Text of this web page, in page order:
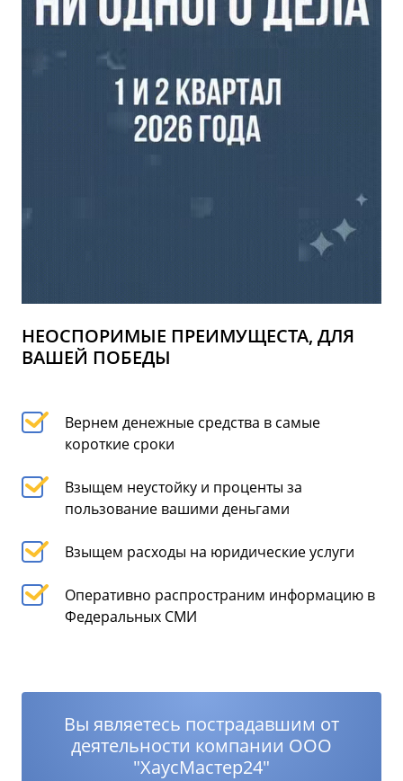
НЕОСПОРИМЫЕ ПРЕИМУЩЕСТА, ДЛЯ
ВАШЕЙ ПОБЕДЫ
Вернем денежные средства в самые
короткие сроки
Взыщем неустойку и проценты за
пользование вашими деньгами
Взыщем расходы на юридические услуги
Оперативно распространим информацию в
Федеральных СМИ
Вы являетесь пострадавшим от
деятельности компании ООО
"ХаусМастер24"